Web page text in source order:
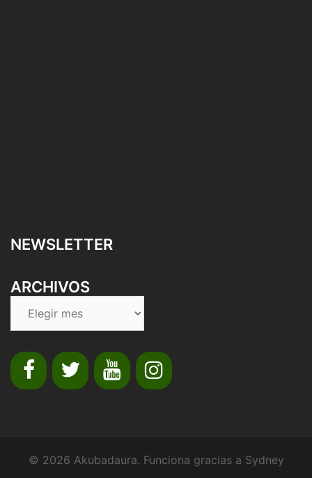
NEWSLETTER
ARCHIVOS
© 2026 Akubadaura. Funciona gracias a Sydney